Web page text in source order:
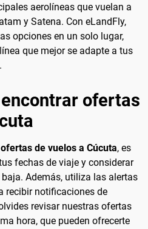
aerolíneas que vuelan a
y Satena. Con eLandFly,
opciones en un solo lugar,
que mejor se adapte a tus
ofertas
ofertas de vuelos a Cúcuta, es
fechas de viaje y considerar
Además, utiliza las alertas
recibir notificaciones de
revisar nuestras ofertas
hora, que pueden ofrecerte